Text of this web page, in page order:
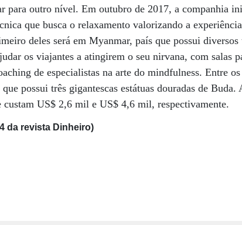
para outro nível. Em outubro de 2017, a companhia
que busca o relaxamento valorizando a
deles será em Myanmar, país que possui
os viajantes a atingirem o seu nirvana, com salas
de especialistas na arte do mindfulness. Entre
possui três gigantescas estátuas douradas de
custam US$ 2,6 mil e US$ 4,6 mil, respectivamente.
da revista Dinheiro)